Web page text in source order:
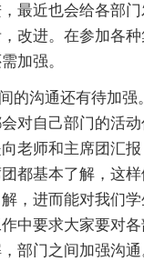
最近也会给各部
改进。在参加各
加强。
的沟通还有待加强
对自己部门的活
老师和主席团汇
都基本了解，这
，进而能对我们
中要求大家要对
部门之间加强沟